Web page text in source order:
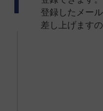
登録したメー
差し上げます